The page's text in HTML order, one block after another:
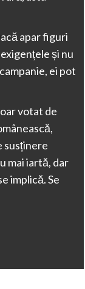
apar figuri
și nu
ei pot
votat de
susținere
mai iartă, dar
implică. Se